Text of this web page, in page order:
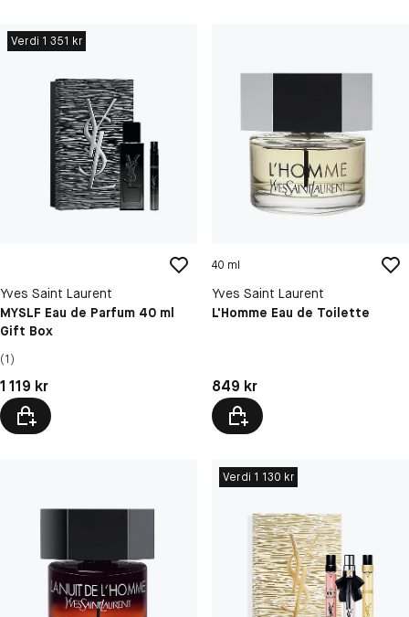
Verdi 1 351 kr
Yves Saint Laurent
MYSLF Eau de Parfum 40 ml
Gift Box
(1)
Pris: 1 119 kr
1 119 kr
40 ml
Yves Saint Laurent
L'Homme Eau de Toilette
Pris: 849 kr
849 kr
Verdi 1 130 kr